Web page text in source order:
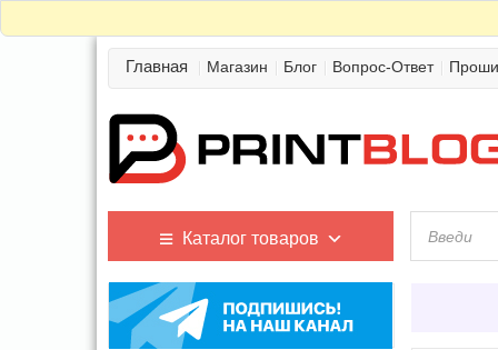
Главная Магазин Блог Вопрос-Ответ
Каталог товаров